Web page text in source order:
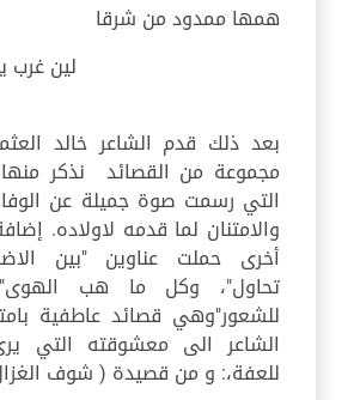
همها ممدود من شرقا
لين غرب يغيّب
بعد ذلك قدم الشاعر خالد
مجموعة من القصائد نذكر
التي رسمت صوة جميلة عن
والامتنان لما قدمه لاولاده.
أخرى حملت عناوين "بين
تحاول"، وكل ما هب
للشعور"وهي قصائد عاطفية
الشاعر الى معشوقته التي
للعفة،: و من قصيدة ( شوف